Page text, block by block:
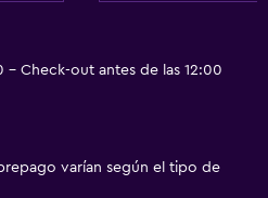
instalaciones
- Check-out antes de las 12:00
varían según el tipo de